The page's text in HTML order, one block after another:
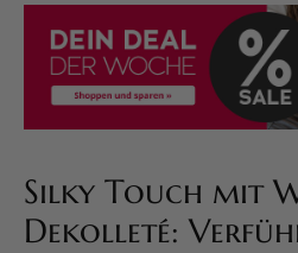
Silky Touch mit
Dekolleté: